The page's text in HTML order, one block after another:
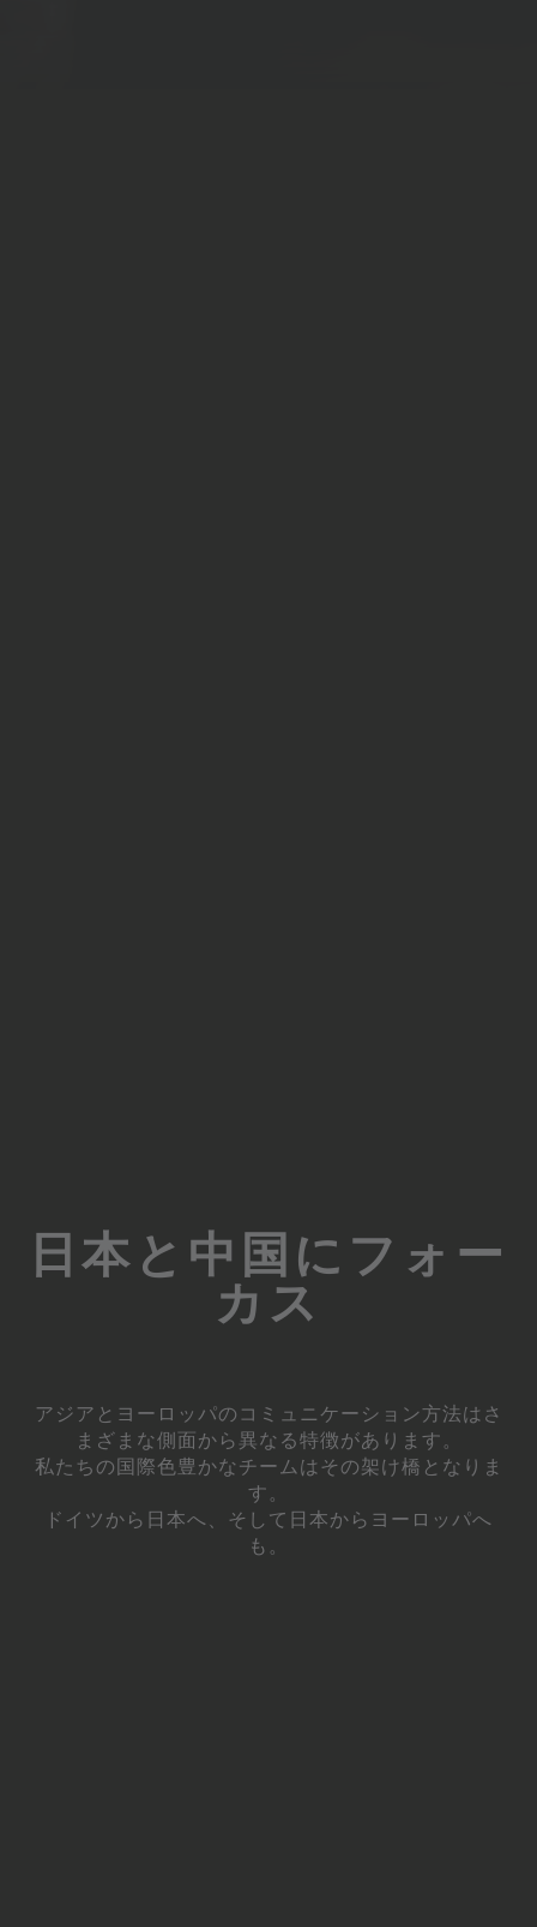
日本と中国にフォー
カス
アジアとヨーロッパのコミュニケーション方法はさ
まざまな側面から異なる特徴があります。
私たちの国際色豊かなチームはその架け橋となりま
す。
ドイツから日本へ、そして日本からヨーロッパへ
も。